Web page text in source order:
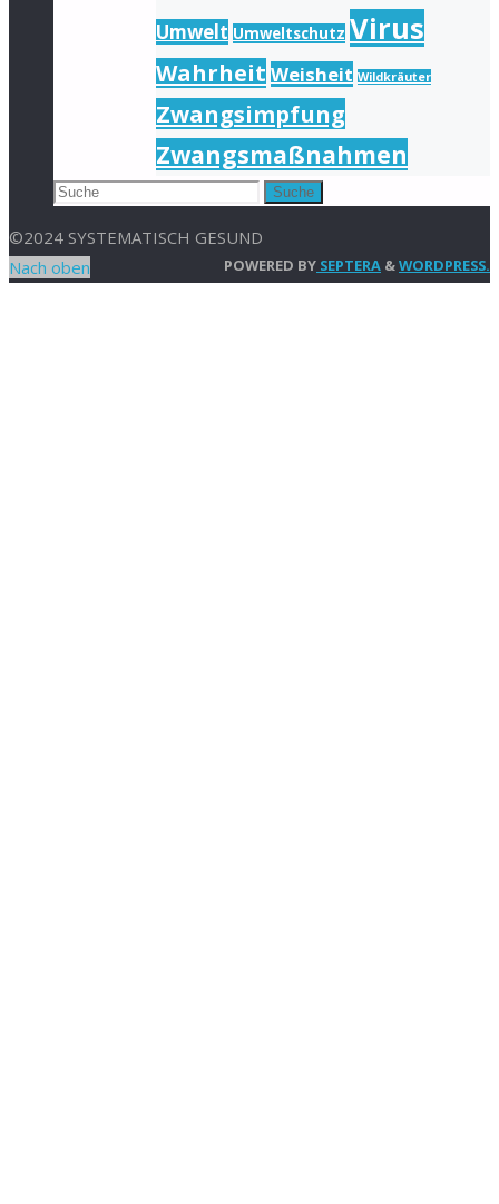
Umwelt Umweltschutz Virus
Wahrheit Weisheit Wildkräuter
Zwangsimpfung
Zwangsmaßnahmen
Suche
©2024 SYSTEMATISCH GESUND
POWERED BY SEPTERA &WORDPRESS.
Nach oben